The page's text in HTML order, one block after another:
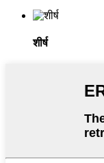
शीर्ष